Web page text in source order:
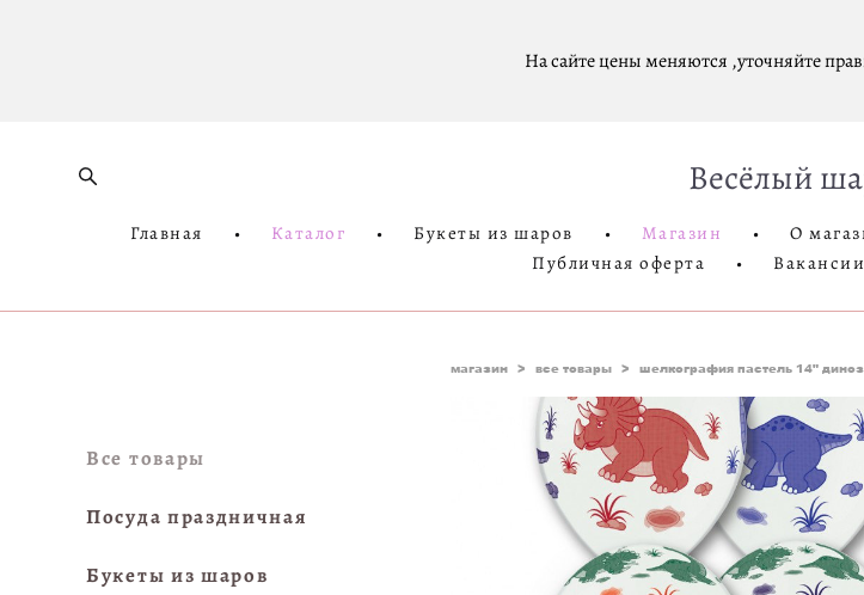
На сайте цены меняются ,уточняйте
Весёлый
Главная • Каталог • Букеты из шаров • Магазин • О
Публичная оферта
• Вакансии
Все товары
Посуда праздничная
Букеты из шаров
магазин > все товары > шелкография пастель 14"